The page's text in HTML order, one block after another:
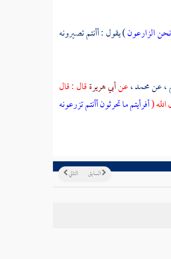
الزارعون) يقول : أأنتم تصيرونه
، عنمحمد،عنأبي هريرةقال : قال
(أفرأيتم ما تحرثون أأنتم تزرعونه
التالي السابق